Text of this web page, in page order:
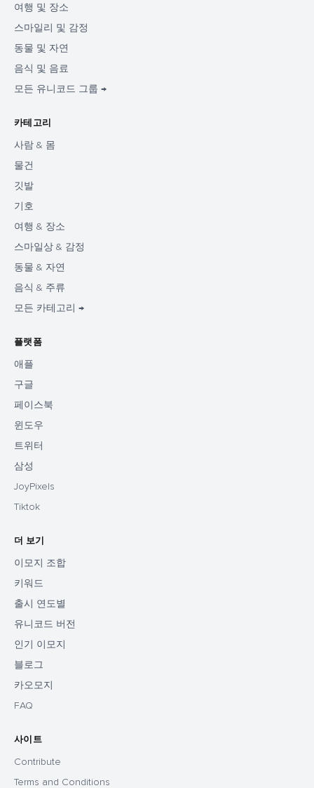
여행 및 장소
스마일리 및 감정
동물 및 자연
음식 및 음료
모든 유니코드 그룹 →
카테고리
사람 & 몸
물건
깃발
기호
여행 & 장소
스마일상 & 감정
동물 & 자연
음식 & 주류
모든 카테고리 →
플랫폼
애플
구글
페이스북
윈도우
트위터
삼성
JoyPixels
Tiktok
더 보기
이모지 조합
키워드
출시 연도별
유니코드 버전
인기 이모지
블로그
카오모지
FAQ
사이트
Contribute
Terms and Conditions